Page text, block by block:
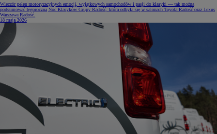
Wieczór pełen motoryzacyjnych emocji, wyjątkowych samochodów i pasji do klasyki — tak można
podsumować tegoroczną Noc Klasyków Grupy Radość, która odbyła się w salonach Toyota Radość oraz Lexus
Warszawa Radość.
18 maja 2026